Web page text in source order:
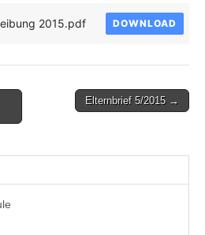
2015.pdf DOWNLOAD
Elternbrief 5/2015 →